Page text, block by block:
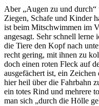
Aber
Augen zu und durch
Ziegen, Schafe und Kinder
ist beim Mitschwimmen im
angesagt. Sehr schnell lerne
die Tiere den Kopf nach
recht gering, mit ihnen zu
doch einen roten Fleck auf
ausgefächert ist, ein Zeichen
hier heil über die Fahrbahn
ein totes Rind und mehrere
man sich
durch die Hölle